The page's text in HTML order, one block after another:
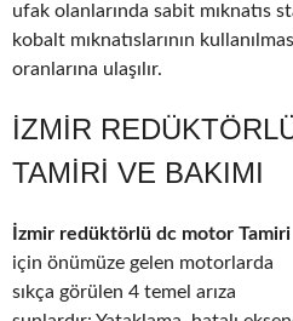
ufak olanlarında sabit mıknatıs
kobalt mıknatıslarının
oranlarına ulaşılır.
İZMIR
TAMIRI VE BAKIMI
İzmir redüktörlü dc motor Tamiri
için önümüze gelen motorlarda
sıkça görülen 4 temel arıza